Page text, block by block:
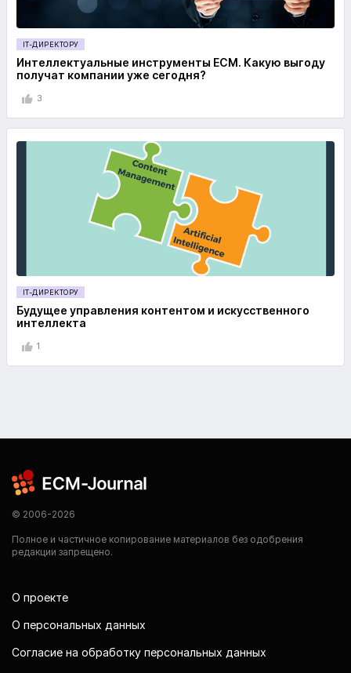
IT-ДИРЕКТОРУ
Интеллектуальные инструменты ECM. Какую выгоду
получат компании уже сегодня?
3
IT-ДИРЕКТОРУ
Будущее управления контентом и искусственного
интеллекта
1
© 2006-2026
Полное и частичное копирование материалов без одобрения
редакции запрещено.
О проекте
О персональных данных
Согласие на обработку персональных данных